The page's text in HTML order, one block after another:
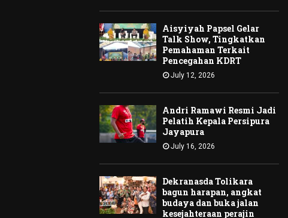
Aisyiyah Papsel Gelar
Talk Show, Tingkatkan
Pemahaman Terkait
Pencegahan KDRT
July 12, 2026
Andri Ramawi Resmi Jadi
Pelatih Kepala Persipura
Jayapura
July 16, 2026
Dekranasda Tolikara
bagun harapan, angkat
budaya dan buka jalan
kesejahteraan perajin